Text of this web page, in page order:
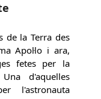
de la Terra des
Apol·lo i ara,
fetes per la
d'aquelles
l'astronauta